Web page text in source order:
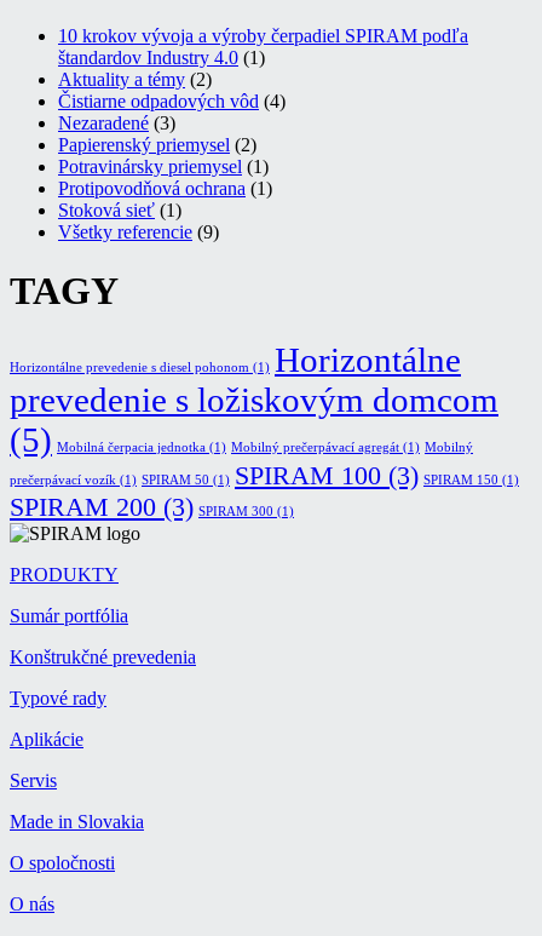
10 krokov vývoja a výroby čerpadiel SPIRAM podľa
štandardov Industry 4.0 (1)
Aktuality a témy (2)
Čistiarne odpadových vôd (4)
Nezaradené (3)
Papierenský priemysel (2)
Potravinársky priemysel (1)
Protipovodňová ochrana (1)
Stoková sieť (1)
Všetky referencie (9)
TAGY
Horizontálne prevedenie s diesel pohonom (1) Horizontálne
prevedenie s ložiskovým domcom
(5) Mobilná čerpacia jednotka (1) Mobilný prečerpávací agregát (1) Mobilný
prečerpávací vozík (1) SPIRAM 50 (1) SPIRAM 100 (3) SPIRAM 150 (1)
SPIRAM 200 (3) SPIRAM 300 (1)
PRODUKTY
Sumár portfólia
Konštrukčné prevedenia
Typové rady
Aplikácie
Servis
Made in Slovakia
O spoločnosti
O nás